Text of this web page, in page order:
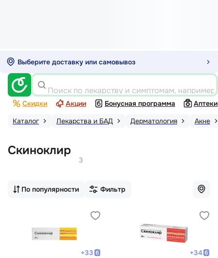
Выберите доставку или самовывоз
Поиск по лекарству и симптомам,
Скидки Акции Бонусная программа
Аптеки
Каталог
Лекарства и БАД Дерматология Акне
Скиноклир
3
По популярности Фильтр
+33 +34